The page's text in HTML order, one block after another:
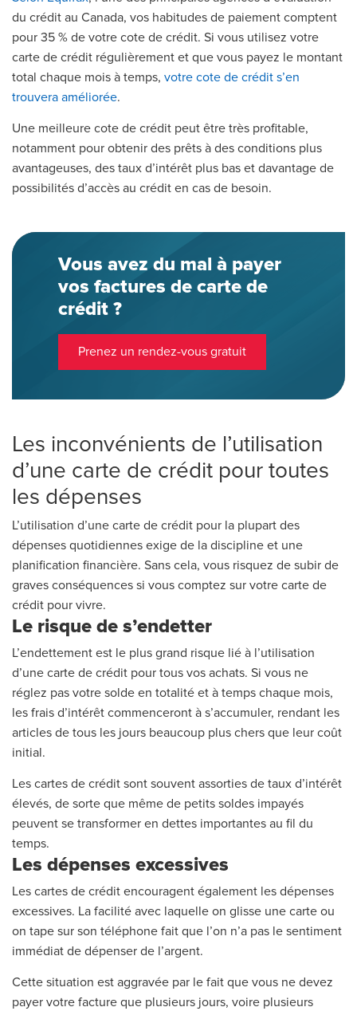
du crédit au Canada, vos habitudes de paiement comptent
pour 35 % de votre cote de crédit. Si vous utilisez votre
carte de crédit régulièrement et que vous payez le montant
total chaque mois à temps, votre cote de crédit s’en
trouvera améliorée.
Une meilleure cote de crédit peut être très profitable,
notamment pour obtenir des prêts à des conditions plus
avantageuses, des taux d’intérêt plus bas et davantage de
possibilités d’accès au crédit en cas de besoin.
Vous avez du mal à payer
vos factures de carte de
crédit ?
Prenez un rendez-vous gratuit
Les inconvénients de l’utilisation
d’une carte de crédit pour toutes
les dépenses
L’utilisation d’une carte de crédit pour la plupart des
dépenses quotidiennes exige de la discipline et une
planification financière. Sans cela, vous risquez de subir de
graves conséquences si vous comptez sur votre carte de
crédit pour vivre.
Le risque de s’endetter
L’endettement est le plus grand risque lié à l’utilisation
d’une carte de crédit pour tous vos achats. Si vous ne
réglez pas votre solde en totalité et à temps chaque mois,
les frais d’intérêt commenceront à s’accumuler, rendant les
articles de tous les jours beaucoup plus chers que leur coût
initial.
Les cartes de crédit sont souvent assorties de taux d’intérêt
élevés, de sorte que même de petits soldes impayés
peuvent se transformer en dettes importantes au fil du
temps.
Les dépenses excessives
Les cartes de crédit encouragent également les dépenses
excessives. La facilité avec laquelle on glisse une carte ou
on tape sur son téléphone fait que l’on n’a pas le sentiment
immédiat de dépenser de l’argent.
Cette situation est aggravée par le fait que vous ne devez
payer votre facture que plusieurs jours, voire plusieurs